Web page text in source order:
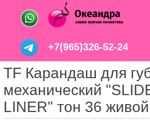
+7(965)326-52-24
TF Карандаш для
механический
LINER" тон 36